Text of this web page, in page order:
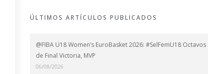
ÚLTIMOS ARTÍCULOS PUBLICADOS
@FIBA U18 Women’s EuroBasket 2026: #SelFemU18 Octavos
de Final Victoria, MVP
06/08/2026